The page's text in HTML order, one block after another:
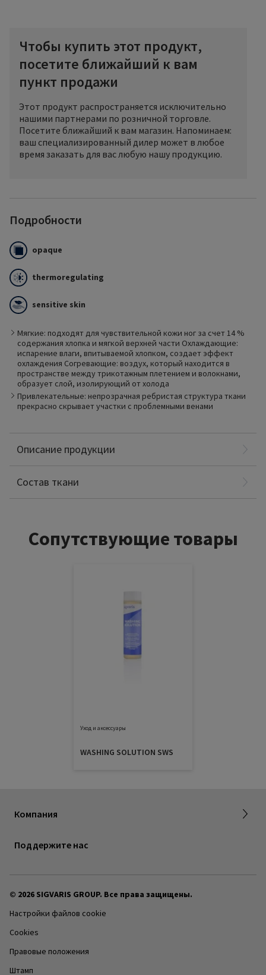
Чтобы купить этот продукт,
посетите ближайший к вам
пункт продажи
Этот продукт распространяется исключительно
нашими партнерами по розничной торговле.
Посетите ближайший к вам магазин. Напоминаем:
ваш специализированный дилер может в любое
время заказать для вас любую нашу продукцию.
Подробности
opaque
thermoregulating
sensitive skin
Мягкие: подходят для чувствительной кожи ног за счет 14 %
содержания хлопка и мягкой верхней части Охлаждающие:
испарение влаги, впитываемой хлопком, создает эффект
охлаждения Согревающие: воздух, который находится в
пространстве между трикотажным плетением и волокнами,
образует слой, изолирующий от холода
Привлекательные: непрозрачная ребристая структура ткани
прекрасно скрывает участки с проблемными венами
Описание продукции
прилегает непосредственно к коже и оказывает
терморегулирующее действие. Хлопок впитывает
излишнюю влагу с кожи и сохраняет её внутри волокон. Тем
самым предотвращается появление влажной плёнки на
коже, способствующей нежелательному росту бактерий.
Это особенно полезно для людей с чувствительной кожей.
Состав ткани
Полиамид: 52%
Спандекс: 34%
Сопутствующие товары
Уход и аксессуары
WASHING SOLUTION SWS
Компания
Карьера
Поддержите нас
© 2026 SIGVARIS GROUP. Все права защищены.
Настройки файлов cookie
Cookies
Правовые положения
Штамп